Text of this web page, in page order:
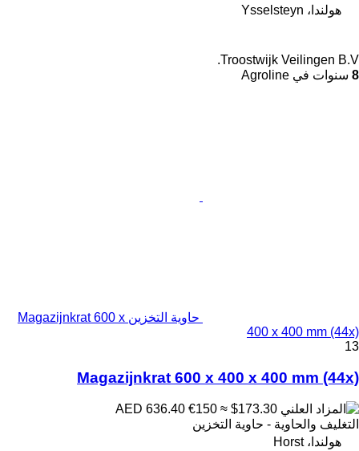
هولندا، Ysselsteyn
Troostwijk Veilingen B.V.
8 سنوات في Agroline
حاوية التخزين Magazijnkrat 600 x
400 x 400 mm (44x)
13
Magazijnkrat 600 x 400 x 400 mm (44x)
€150 ≈ $173.30
التغليف والحاوية - حاوية التخزين
هولندا، Horst